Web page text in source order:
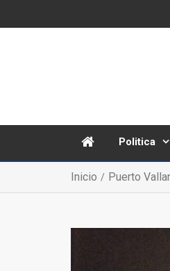
Politica
Inicio Puerto